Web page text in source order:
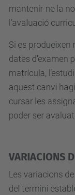
mantenir-ne la
l’avaluació
Si es produeixen
dates d'examen
matrícula,
aquest canvi
cursar les
poder ser avaluat.
VARIACIONS
Les variacions
del termini